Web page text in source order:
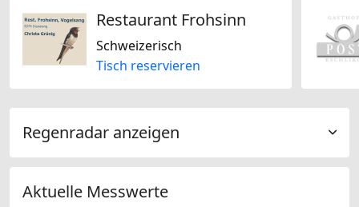
Restaurant Frohsinn
Schweizerisch
Tisch reservieren
Regenradar anzeigen
Aktuelle Messwerte